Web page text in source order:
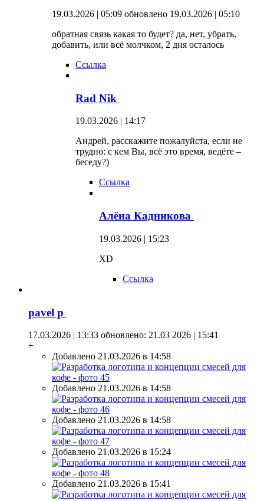
19.03.2026 | 05:09 обновлено 19.03.2026 | 05:10
обратная связь какая то будет? да, нет, убрать,
добавить, или всё молчком, 2 дня осталось
Ссылка
Rad Nik
19.03.2026 | 14:17
Андрей, расскажите пожалуйста, если не
трудно: с кем Вы, всё это время, ведёте –
беседу?)
Ссылка
Алёна Кадникова
19.03.2026 | 15:23
XD
Ссылка
pavel p
17.03.2026 | 13:33 обновлено: 21.03 2026 | 15:41
+
Добавлено 21.03.2026 в 14:58
Добавлено 21.03.2026 в 14:58
Добавлено 21.03.2026 в 14:58
Добавлено 21.03.2026 в 15:24
Добавлено 21.03.2026 в 15:41